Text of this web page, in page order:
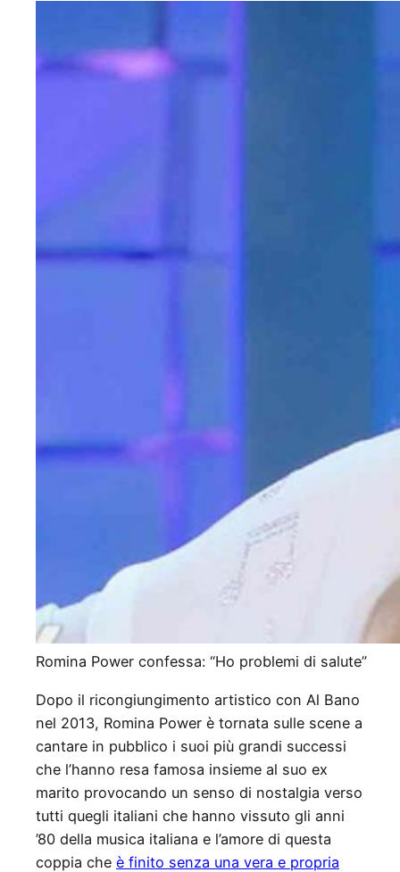
Romina Power confessa: “Ho problemi di salute”
Dopo il ricongiungimento artistico con Al Bano
nel 2013, Romina Power è tornata sulle scene a
cantare in pubblico i suoi più grandi successi
che l’hanno resa famosa insieme al suo ex
marito provocando un senso di nostalgia verso
tutti quegli italiani che hanno vissuto gli anni
’80 della musica italiana e l’amore di questa
coppia che è finito senza una vera e propria